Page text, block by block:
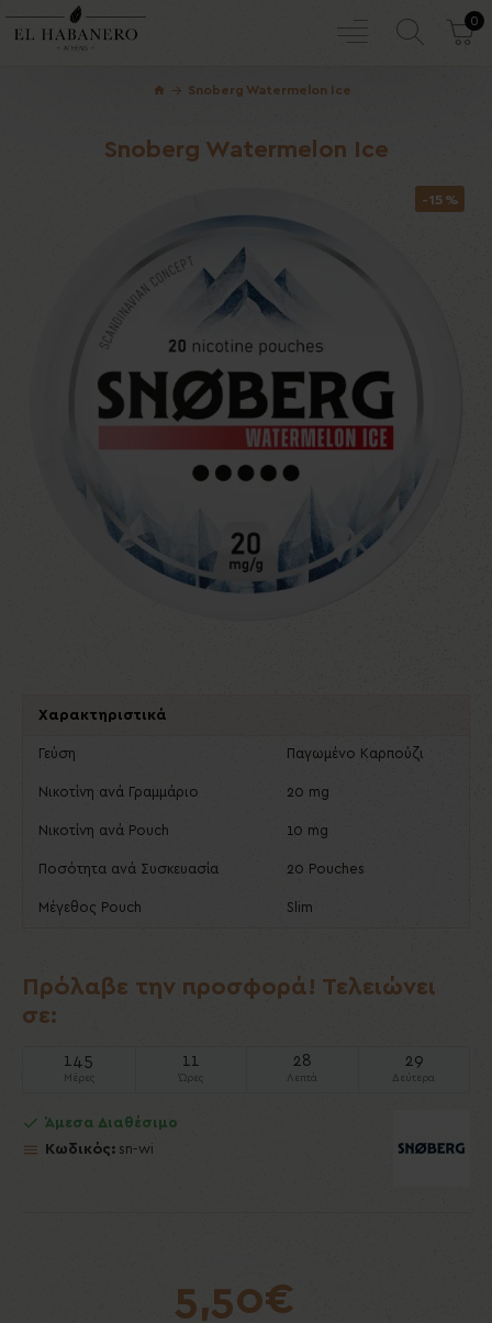
0
Snoberg Watermelon Ice
Snoberg Watermelon Ice
-15 %
Χαρακτηριστικά
Γεύση Παγωμένο Καρπούζι
Νικοτίνη ανά Γραμμάριο 20 mg
Νικοτίνη ανά Pouch 10 mg
Ποσότητα ανά Συσκευασία 20 Pouches
Μέγεθος Pouch Slim
Πρόλαβε την προσφορά! Τελειώνει
σε:
145
Μέρες
11
Ώρες
28
Λεπτά
28
Δεύτερα
5,50€
Άμεσα Διαθέσιμο
Κωδικός: sn-wi